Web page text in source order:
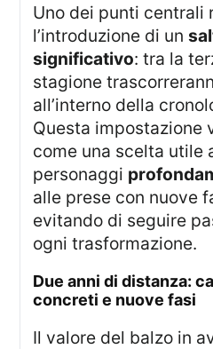
Uno dei punti centrali riguarda
l’introduzione di un
significativo: tra la
stagione
all’interno della
Questa impostazione
come una scelta utile
personaggi
alle prese con nuove
evitando di seguire
ogni trasformazione.
due anni di distanza: cambiamenti
concreti e nuove fasi
Il valore del balzo in avanti è stato